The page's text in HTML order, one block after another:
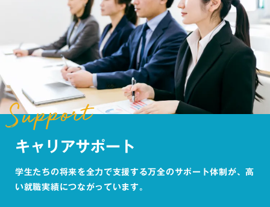
キャリアサポート
学生たちの将来を全力で支援する万全のサポート体制が、高
い就職実績につながっています。